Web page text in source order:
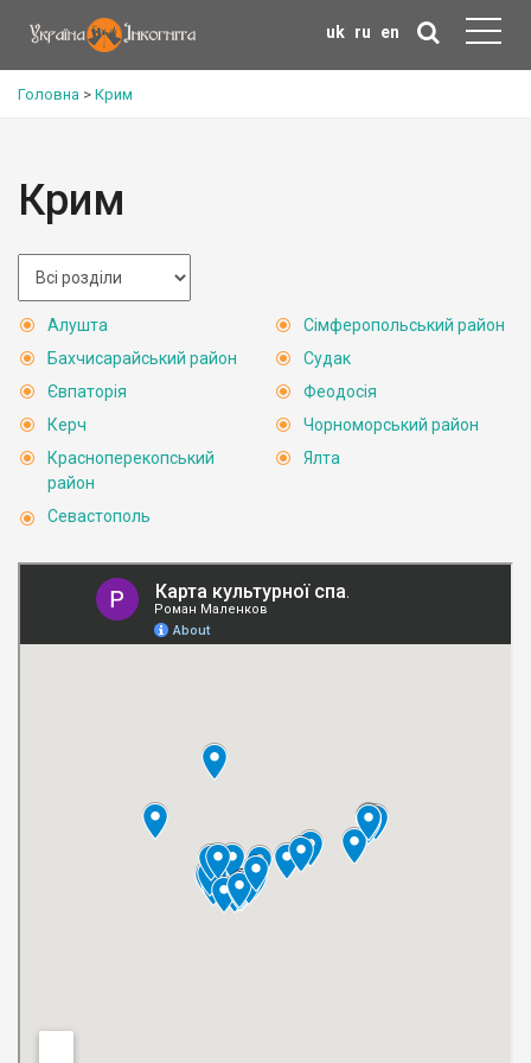
uk ru en
Головна > Крим
Крим
Алушта
Бахчисарайський район
Євпаторія
Керч
Красноперекопський
район
Севастополь
Сімферопольський район
Судак
Феодосія
Чорноморський район
Ялта